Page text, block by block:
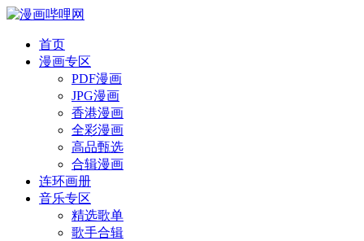
首页
漫画专区
PDF漫画
JPG漫画
香港漫画
全彩漫画
高品甄选
合辑漫画
连环画册
音乐专区
精选歌单
歌手合辑